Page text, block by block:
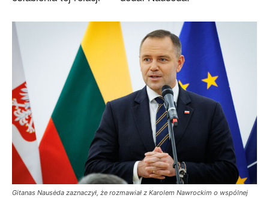
Gitanas Nausėda zaznaczył, że rozmawiał z Karolem Nawrockim o wspólnej